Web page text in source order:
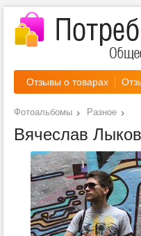
Отзывы о товарах
Фотоальбомы Разное
Вячеслав Лыков